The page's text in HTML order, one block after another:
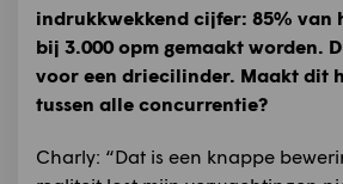
indrukkwekkend cijfer: 85% van
bij 3.000 opm gemaakt worden.
voor een driecilinder. Maakt dit
tussen alle concurrentie?
Charly: “Dat is een knappe